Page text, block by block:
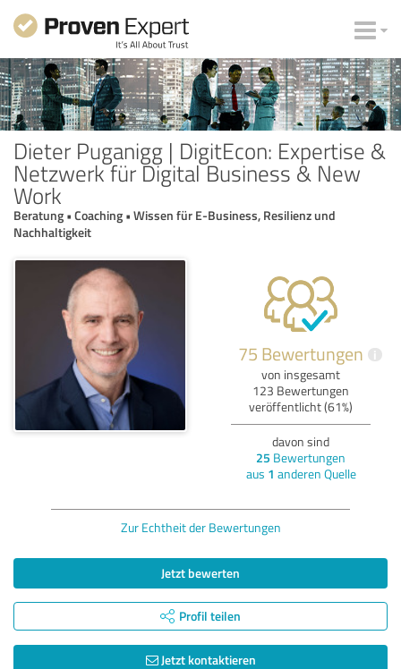
Dieter Puganigg | DigitEcon: Expertise &
Netzwerk für Digital Business & New
Work
Beratung • Coaching • Wissen für E-Business, Resilienz und
Nachhaltigkeit
75 Bewertungen i
von insgesamt
123 Bewertungen
veröffentlicht (61%)
davon sind
25 Bewertungen
aus 1 anderen Quelle
Zur Echtheit der Bewertungen
Jetzt bewerten
Profil teilen
Jetzt kontaktieren